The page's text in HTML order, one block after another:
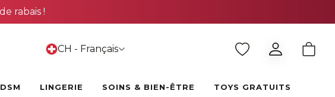
rabais !
CH - Français
LINGERIE SOINS & BIEN-ÊTRE TOYS GRATUITS